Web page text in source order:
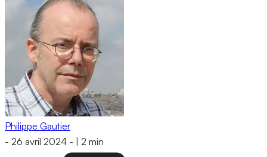
Philippe Gautier
- 26 avril 2024 - 2 min